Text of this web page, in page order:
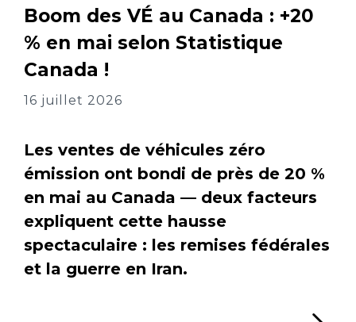
Boom des VÉ au Canada : +20
% en mai selon Statistique
Canada !
16 juillet 2026
Les ventes de véhicules zéro
émission ont bondi de près de 20 %
en mai au Canada — deux facteurs
expliquent cette hausse
spectaculaire : les remises fédérales
et la guerre en Iran.